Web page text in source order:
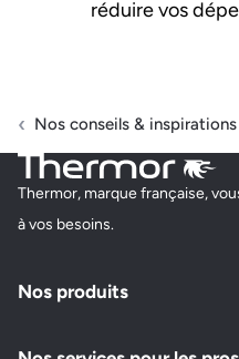
réduire vos
Nos conseils & inspirations
Thermor, marque française,
à vos besoins.
Nos produits